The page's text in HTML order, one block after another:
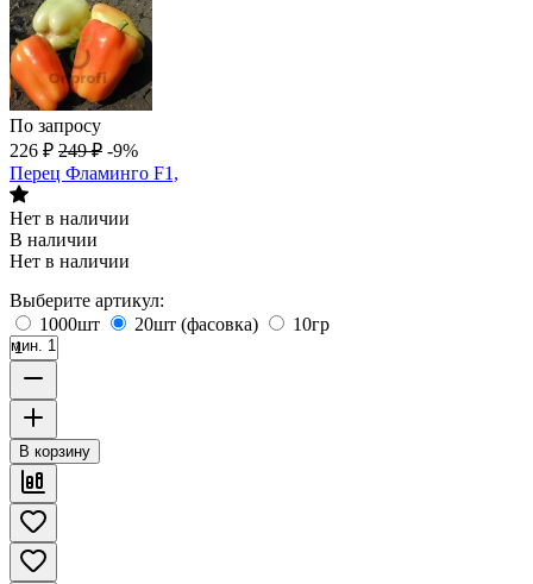
По запросу
226 ₽ 249 ₽ -9%
Перец Фламинго F1,
Нет в наличии
В наличии
Нет в наличии
Выберите артикул:
1000шт
20шт (фасовка) 10гр
мин. 1
В корзину